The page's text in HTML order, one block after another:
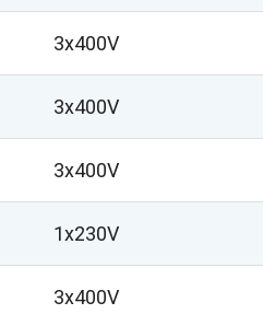
3x400V
3x400V
3x400V
1x230V
3x400V